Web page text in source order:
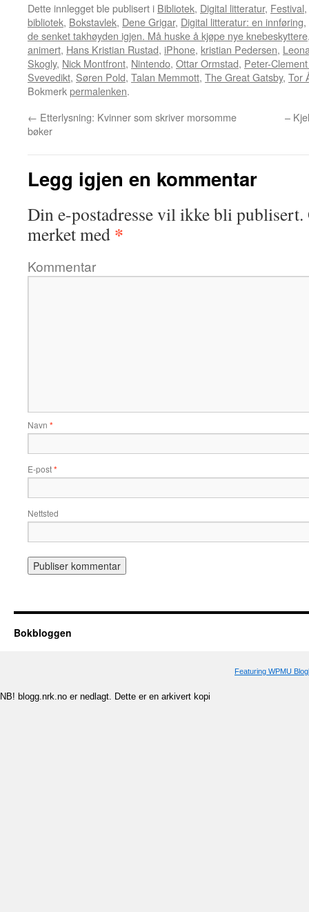
Dette innlegget ble publisert i Bibliotek, Digital litteratur, Festival,
bibliotek, Bokstavlek, Dene Grigar, Digital litteratur: en innføring,
de senket takhøyden igjen. Må huske å kjøpe nye knebeskyttere
animert, Hans Kristian Rustad, iPhone, kristian Pedersen,
Skogly, Nick Montfront, Nintendo, Ottar Ormstad, Peter-
Svevedikt, Søren Pold, Talan Memmott, The Great Gatsby, Tor
Bokmerkpermalenken.
← Etterlysning: Kvinner som skriver morsomme
bøker
–
Legg igjen en kommentar
Din e-postadresse vil ikke bli publisert.
merket med *
Kommentar
Navn *
E-post*
Nettsted
Bokbloggen
Featuring WPMU
NB! blogg.nrk.no er nedlagt. Dette er en arkivert kopi